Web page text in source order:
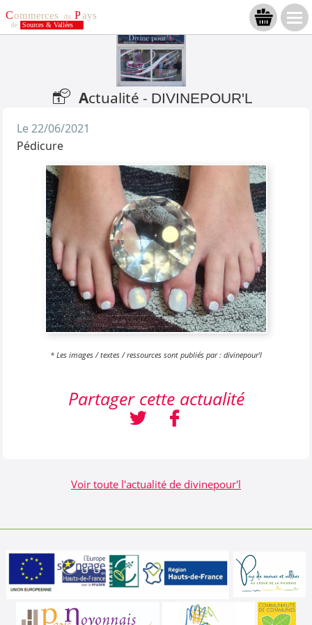
Actualité - DIVINEPOUR'L
Le 22/06/2021
Pédicure
* Les images / textes / ressources sont publiés par : divinepour'l
Partager cette actualité
Voir toute l'actualité de divinepour'l